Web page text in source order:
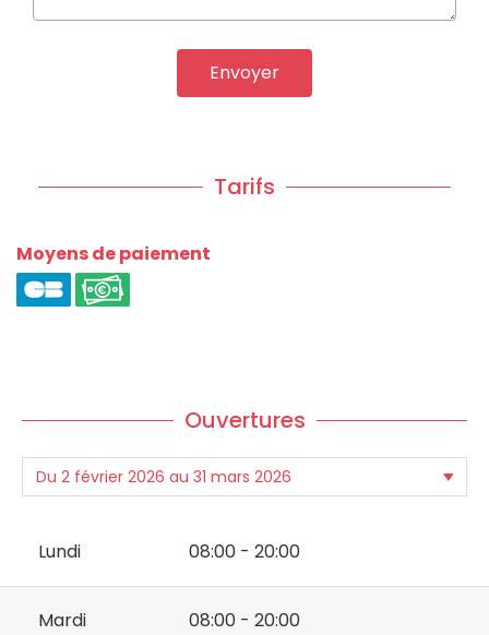
Envoyer
Tarifs
Moyens de paiement
Ouvertures
Lundi 08:00 - 20:00
Mardi 08:00 - 20:00